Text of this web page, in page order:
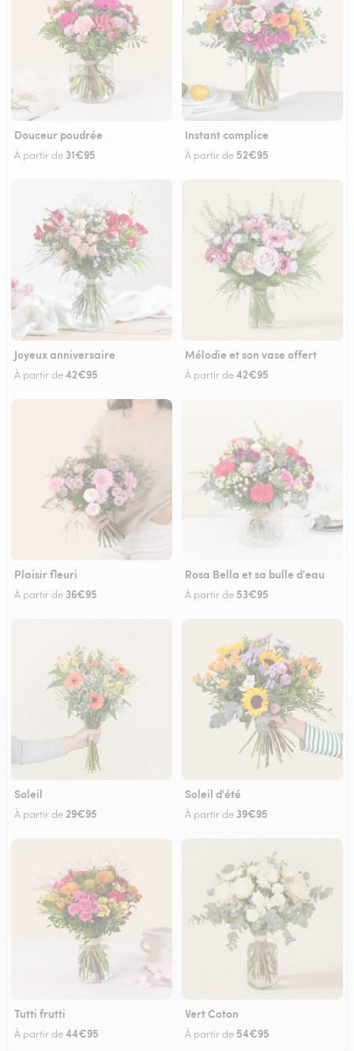
Douceur poudrée
À partir de 31€95
Instant complice
À partir de 52€95
Joyeux anniversaire
À partir de42€95
Mélodie et son vase offert
À partir de42€95
Plaisir fleuri
À partir de 36€95
Rosa Bella et sa bulle d'eau
À partir de 53€95
Soleil
À partir de 29€95
Soleil d'été
À partir de 39€95
Tutti frutti
À partir de44€95
Vert Coton
À partir de 54€95